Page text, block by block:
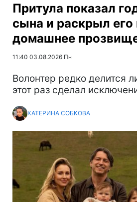
Притула показал
сына и раскрыл
домашнее
11:40 03.08.2026 Пн
Волонтер редко делится
этот раз сделал
КАТЕРИНА СОБКОВА